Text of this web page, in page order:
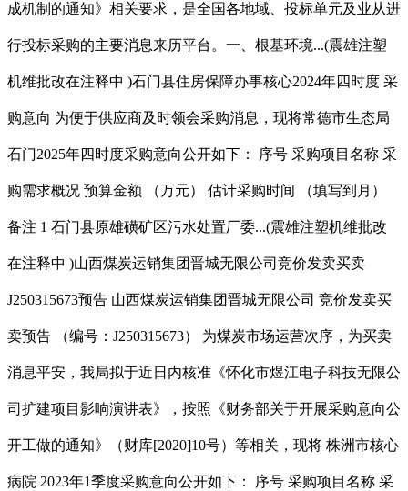
成机制的通知》相关要求，是全国各地域、投标单元及业从进
行投标采购的主要消息来历平台。一、根基环境...(震雄注塑
机维批改在注释中 )石门县住房保障办事核心2024年四时度 采
购意向 为便于供应商及时领会采购消息，现将常德市生态局
石门2025年四时度采购意向公开如下： 序号 采购项目名称 采
购需求概况 预算金额 （万元） 估计采购时间 （填写到月）
备注 1 石门县原雄磺矿区污水处置厂委...(震雄注塑机维批改
在注释中 )山西煤炭运销集团晋城无限公司竞价发卖买卖
J250315673预告 山西煤炭运销集团晋城无限公司 竞价发卖买
卖预告 （编号：J250315673） 为煤炭市场运营次序，为买卖
消息平安，我局拟于近日内核准《怀化市煜江电子科技无限公
司扩建项目影响演讲表》，按照《财务部关于开展采购意向公
开工做的通知》（财库[2020]10号）等相关，现将 株洲市核心
病院 2023年1季度采购意向公开如下： 序号 采购项目名称 采